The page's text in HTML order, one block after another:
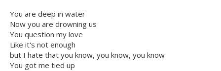
You are deep in water
Now you are drowning us
You question my love
Like it's not enough
but I hate that you know, you know, you know
You got me tied up